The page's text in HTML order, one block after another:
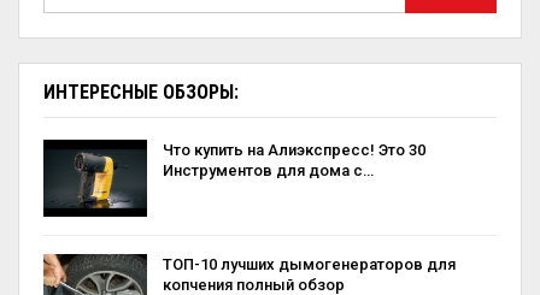
ИНТЕРЕСНЫЕ ОБЗОРЫ:
Что купить на Алиэкспресс! Это 30
Инструментов для дома с…
ТОП-10 лучших дымогенераторов для
копчения полный обзор